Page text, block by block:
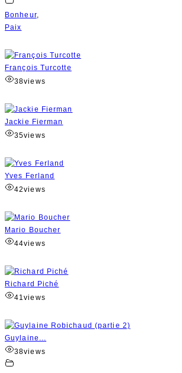
Bonheur,
Paix
François Turcotte
38views
Jackie Fierman
35views
Yves Ferland
42views
Mario Boucher
44views
Richard Piché
41views
Guylaine...
38views